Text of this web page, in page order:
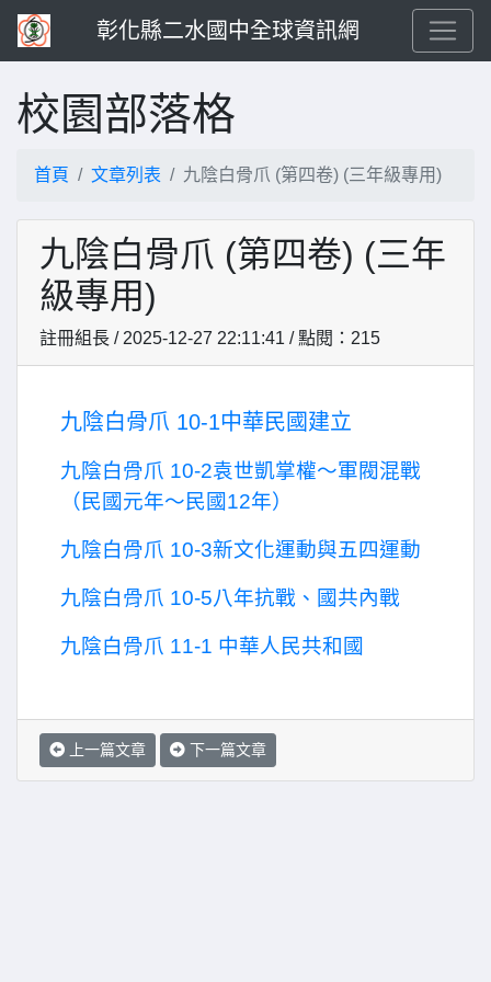
彰化縣二水國中全球資訊網
校園部落格
首頁 文章列表 九陰白骨爪 (第四卷) (三年級專用)
九陰白骨爪 (第四卷) (三年
級專用)
註冊組長 / 2025-12-27 22:11:41 / 點閱：215
九陰白骨爪 10-1中華民國建立
九陰白骨爪 10-2袁世凱掌權～軍閥混戰
（民國元年～民國12年）
九陰白骨爪 10-3新文化運動與五四運動
九陰白骨爪 10-5八年抗戰、國共內戰
九陰白骨爪 11-1 中華人民共和國
上一篇文章 下一篇文章